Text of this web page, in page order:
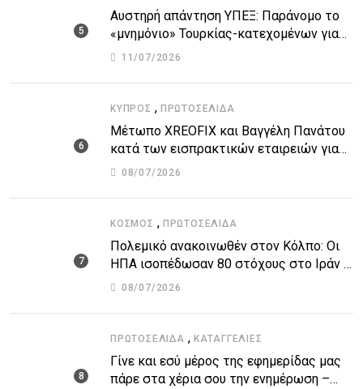
Αυστηρή απάντηση ΥΠΕΞ: Παράνομο το
«μνημόνιο» Τουρκίας-κατεχομένων για
τον υποθαλάσσιο αγωγό
11/07/2026
ΚΎΠΡΟΣ , ΠΡΩΤΟΣΈΛΙΔΑ
Μέτωπο XREOFIX και Βαγγέλη Πανάτου
κατά των εισπρακτικών εταιρειών για
την προστασία των δανειοληπτών
08/07/2026
ΚΌΣΜΟΣ , ΠΡΩΤΟΣΈΛΙΔΑ
Πολεμικό ανακοινωθέν στον Κόλπο: Οι
ΗΠΑ ισοπέδωσαν 80 στόχους στο Ιράν –
Μπαράζ επιθέσεων σε αμερικανικές
08/07/2026
ΠΡΩΤΟΣΈΛΙΔΑ , ΚΑΤΑΓΓΕΛΙΕΣ
Γίνε και εσύ μέρος της εφημερίδας μας
πάρε στα χέρια σου την ενημέρωση –